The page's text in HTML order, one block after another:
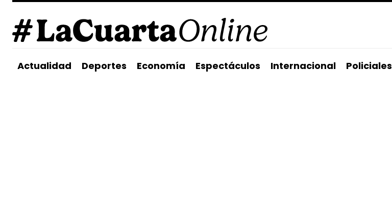
Actualidad Deportes Economía Espectáculos Internacional Policiales